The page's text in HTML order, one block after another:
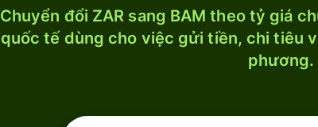
Chuyển đổi ZAR sang BAM theo tỷ giá
quốc tế dùng cho việc gửi tiền, chi tiêu
phương.